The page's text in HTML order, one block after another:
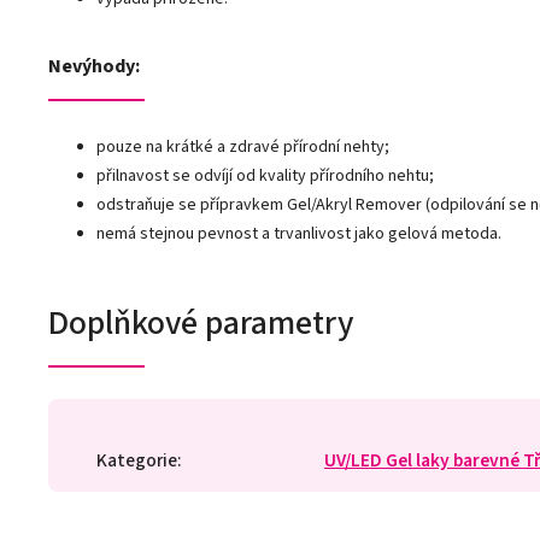
Nevýhody:
pouze na krátké a zdravé přírodní nehty;
přilnavost se odvíjí od kvality přírodního nehtu;
odstraňuje se přípravkem Gel/Akryl Remover (odpilování se
nemá stejnou pevnost a trvanlivost jako gelová metoda.
Doplňkové parametry
Kategorie: UV/LED Gel laky barevné